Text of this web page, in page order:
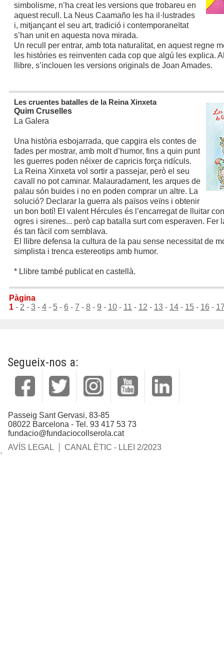
simbolisme, n’ha creat les versions que trobareu en
aquest recull. La Neus Caamaño les ha il·lustrades
i, mitjançant el seu art, tradició i contemporaneïtat
s’han unit en aquesta nova mirada.
Un recull per entrar, amb tota naturalitat, en aquest regne
les històries es reinventen cada cop que algú les explica.
llibre, s’inclouen les versions originals de Joan Amades.
Les cruentes batalles de la Reina Xinxeta
Quim Cruselles
La Galera
Una història esbojarrada, que capgira els contes de
fades per mostrar, amb molt d’humor, fins a quin punt
les guerres poden néixer de capricis força ridículs.
La Reina Xinxeta vol sortir a passejar, però el seu
cavall no pot caminar. Malauradament, les arques de
palau són buides i no en poden comprar un altre. La
solució? Declarar la guerra als països veïns i obtenir
un bon botí! El valent Hércules és l’encarregat de lluitar
ogres i sirenes... però cap batalla surt com esperaven. Fer
és tan fàcil com semblava.
El llibre defensa la cultura de la pau sense necessitat de
simplista i trenca estereotips amb humor.
* Llibre també publicat en castellà.
Pàgina
1 - 2 - 3 - 4 - 5 - 6 - 7 - 8 - 9 - 10 - 11 - 12 - 13 - 14 - 15 - 16 -
Segueix-nos a:
Passeig Sant Gervasi, 83-85
08022 Barcelona - Tel. 93 417 53 73
fundacio@fundaciocollserola.cat
AVÍS LEGAL
CANAL ÈTIC - LLEI 2/2023
`